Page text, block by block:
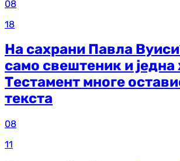
08
18
На сахрани Павла
само свештеник и
Тестамент многе
текста
08
11